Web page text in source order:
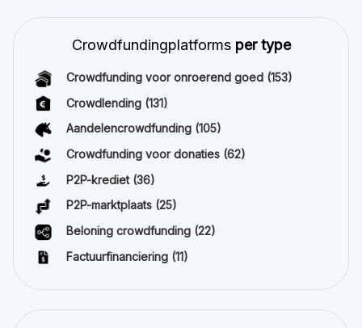
Crowdfundingplatforms per type
Crowdfunding voor onroerend goed (153)
Crowdlending (131)
Aandelencrowdfunding (105)
Crowdfunding voor donaties (62)
P2P-krediet (36)
P2P-marktplaats (25)
Beloning crowdfunding (22)
Factuurfinanciering (11)